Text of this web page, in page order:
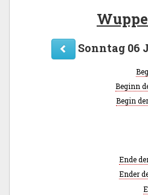
Sonntag 06
Beginn
Begin
Ende
Ender